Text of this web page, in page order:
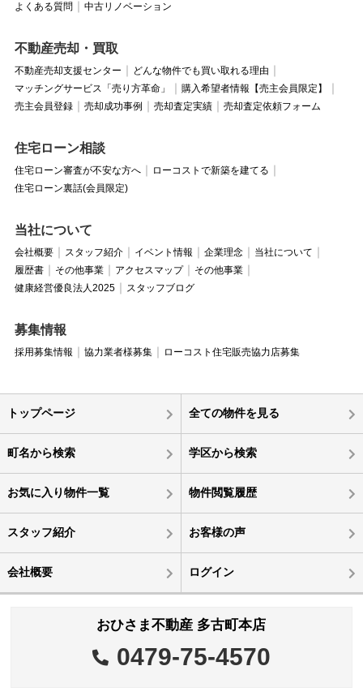
よくある質問
中古リノベーション
不動産売却・買取
不動産売却支援センター
どんな物件でも買い取れる理由
マッチングサービス「売り方革命」
購入希望者情報【売主会員限定】
売主会員登録
売却成功事例 売却査定実績 売却査定依頼フォーム
住宅ローン相談
住宅ローン審査が不安な方へ
ローコストで新築を建てる
住宅ローン裏話(会員限定)
当社について
会社概要 スタッフ紹介 イベント情報 企業理念
当社について
履歴書
その他事業 アクセスマップ
その他事業
健康経営優良法人2025
スタッフブログ
募集情報
採用募集情報 協力業者様募集 ローコスト住宅販売協力店募集
トップページ 全ての物件を見る
町名から検索 学区から検索
お気に入り物件一覧 物件閲覧履歴
スタッフ紹介 お客様の声
会社概要 ログイン
おひさま不動産 多古町本店
0479-75-4570